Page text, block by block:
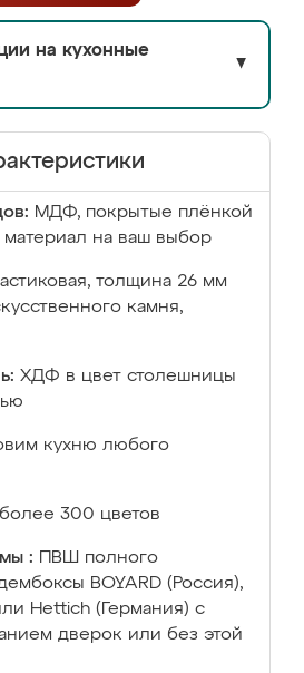
на кухонные
▼
МДФ, покрытые плёнкой
материал на ваш выбор
толщина 26 мм
камня,
ХДФ в цвет столешницы
кухню любого
300 цветов
:
ПВШ полного
BOYARD (Россия),
Hettich (Германия) с
дверок или без этой